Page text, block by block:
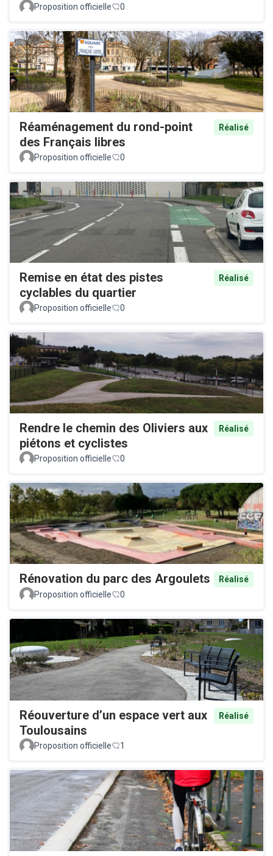
Proposition officielle 0
Réaménagement du rond-point
des Français libres
Réalisé
Proposition officielle 0
Remise en état des pistes
cyclables du quartier
Réalisé
Proposition officielle 0
Rendre le chemin des Oliviers aux
piétons et cyclistes
Réalisé
Proposition officielle 0
Rénovation du parc des Argoulets
Réalisé
Proposition officielle
0
Réouverture d’un espace vert aux
Toulousains
Réalisé
Proposition officielle 1